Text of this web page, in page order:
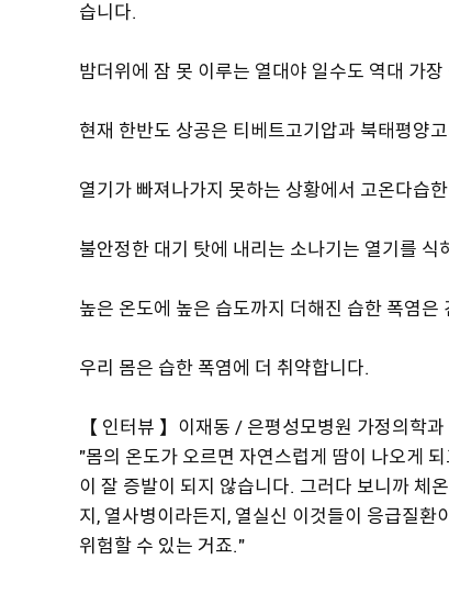
습니다.
밤더위에 잠 못 이루는 열대야 일수도 역대 가
현재 한반도 상공은 티베트고기압과 북태평양
열기가 빠져나가지 못하는 상황에서 고온다습
불안정한 대기 탓에 내리는 소나기는 열기를
높은 온도에 높은 습도까지 더해진 습한 폭염
우리 몸은 습한 폭염에 더 취약합니다.
【 인터뷰 】이재동 / 은평성모병원 가정의학과
"몸의 온도가 오르면 자연스럽게 땀이 나오게
이 잘 증발이 되지 않습니다. 그러다 보니까 체
지, 열사병이라든지, 열실신 이것들이 응급질
위험할 수 있는 거죠."